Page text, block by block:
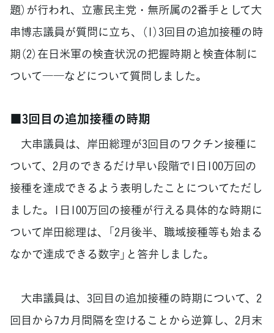
題）が行われ、立憲民主党・無所属の2番手として大
串博志議員が質問に立ち、（1）3回目の追加接種の時
期（2）在日米軍の検査状況の把握時期と検査体制に
ついて――などについて質問しました。
■3回目の追加接種の時期
大串議員は、岸田総理が3回目のワクチン接種に
ついて、2月のできるだけ早い段階で1日100万回の
接種を達成できるよう表明したことについてただし
ました。1日100万回の接種が行える具体的な時期に
ついて岸田総理は、「2月後半、職域接種等も始まる
なかで達成できる数字」と答弁しました。
大串議員は、3回目の追加接種の時期について、2
回目から7カ月間隔を空けることから逆算し、2月末